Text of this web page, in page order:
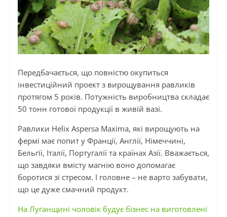
Передбачається, що повністю окупиться
інвестиційний проект з вирощування равликів
протягом 5 років. Потужність виробництва складає
50 тонн готової продукції в живій вазі.
Равлики Helix Aspersa Maxima, які вирощують на
фермі має попит у Франції, Англії, Німеччині,
Бельгії, Італії, Португалії та країнах Азії. Вважається,
що завдяки вмісту магнію воно допомагає
боротися зі стресом. І головне – не варто забувати,
що це дуже смачний продукт.
На Луганщині чоловік будує бізнес на виготовлені